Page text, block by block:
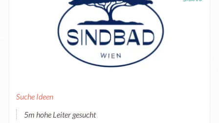
Suche Ideen
5m hohe Leiter gesucht